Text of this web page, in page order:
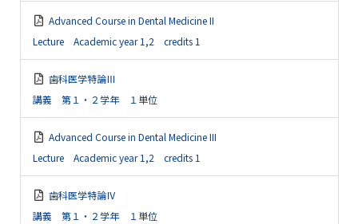
Advanced Course in Dental Medicine II
Lecture Academic year 1,2 credits 1
歯科医学特論Ⅲ
講義 第１・２学年 １単位
Advanced Course in Dental Medicine III
Lecture Academic year 1,2 credits 1
歯科医学特論Ⅳ
講義 第１・２学年 １単位